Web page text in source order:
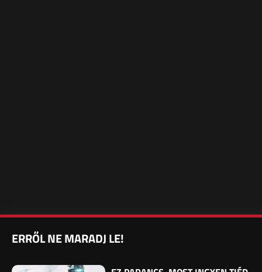
ERRŐL NE MARADJ LE!